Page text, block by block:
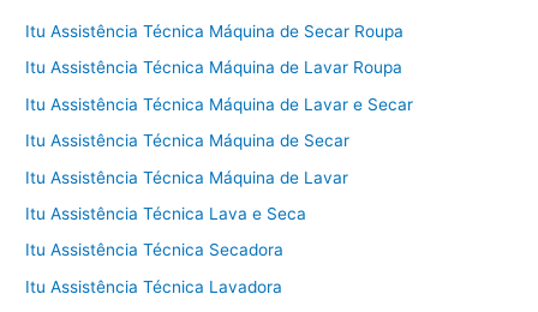
Itu Assistência Técnica Máquina de Secar Roupa
Itu Assistência Técnica Máquina de Lavar Roupa
Itu Assistência Técnica Máquina de Lavar e Secar
Itu Assistência Técnica Máquina de Secar
Itu Assistência Técnica Máquina de Lavar
Itu Assistência Técnica Lava e Seca
Itu Assistência Técnica Secadora
Itu Assistência Técnica Lavadora